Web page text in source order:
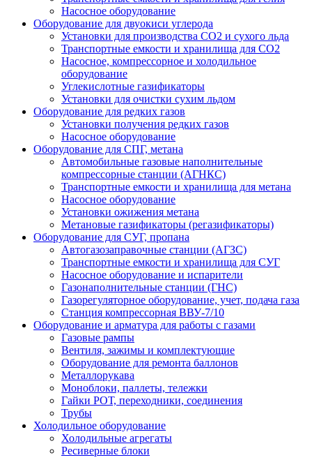
Насосное оборудование
Оборудование для двуокиси углерода
Установки для производства СО2 и сухого льда
Транспортные емкости и хранилища для CO2
Насосное, компрессорное и холодильное
оборудование
Углекислотные газификаторы
Установки для очистки сухим льдом
Оборудование для редких газов
Установки получения редких газов
Насосное оборудование
Оборудование для СПГ, метана
Автомобильные газовые наполнительные
компрессорные станции (АГНКС)
Транспортные емкости и хранилища для метана
Насосное оборудование
Установки ожижения метана
Метановые газификаторы (регазификаторы)
Оборудование для СУГ, пропана
Автогазозаправочные станции (АГЗС)
Транспортные емкости и хранилища для СУГ
Насосное оборудование и испарители
Газонаполнительные станции (ГНС)
Газорегуляторное оборудование, учет, подача газа
Станция компрессорная ВВУ-7/10
Оборудование и арматура для работы с газами
Газовые рампы
Вентиля, зажимы и комплектующие
Оборудование для ремонта баллонов
Металлорукава
Моноблоки, паллеты, тележки
Гайки РОТ, переходники, соединения
Трубы
Холодильное оборудование
Холодильные агрегаты
Ресиверные блоки